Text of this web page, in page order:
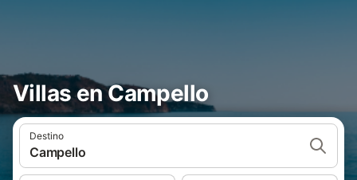
Villas en Campello
Destino
Campello